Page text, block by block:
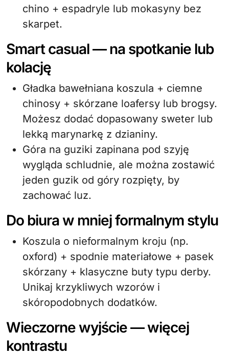
chino + espadryle lub mokasyny bez
skarpet.
Smart casual — na spotkanie lub
kolację
Gładka bawełniana koszula + ciemne
chinosy + skórzane loafersy lub brogsy.
Możesz dodać dopasowany sweter lub
lekką marynarkę z dzianiny.
Góra na guziki zapinana pod szyję
wygląda schludnie, ale można zostawić
jeden guzik od góry rozpięty, by
zachować luz.
Do biura w mniej formalnym stylu
Koszula o nieformalnym kroju (np.
oxford) + spodnie materiałowe + pasek
skórzany + klasyczne buty typu derby.
Unikaj krzykliwych wzorów i
skóropodobnych dodatków.
Wieczorne wyjście — więcej
kontrastu